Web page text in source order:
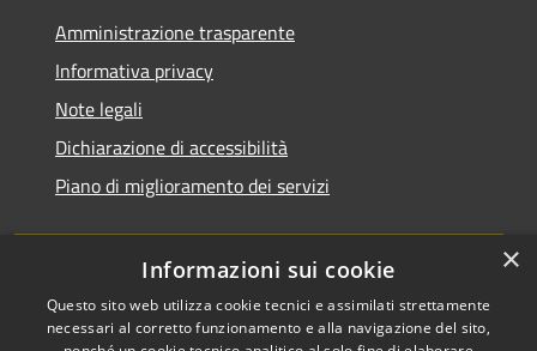
Amministrazione trasparente
Informativa privacy
Note legali
Dichiarazione di accessibilità
Piano di miglioramento dei servizi
RSS
Accessibilità
Copyright © 2026 • Comune di
Treviglio • Powered by
×
Informazioni sui cookie
Questo sito web utilizza cookie tecnici e assimilati strettamente
necessari al corretto funzionamento e alla navigazione del sito,